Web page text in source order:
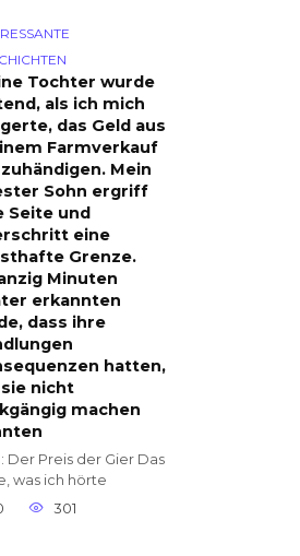
Tochter wurde
als ich mich
das Geld aus
Farmverkauf
Mein
Sohn ergriff
Seite und
eine
Grenze.
Minuten
erkannten
dass ihre
hatten,
nicht
machen
Der Preis der Gier Das
was ich hörte
301